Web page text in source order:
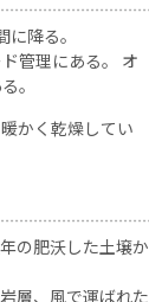
降る。
管理にある。 オ
。
かく乾燥してい
の肥沃した土壌か
層、風で運ばれた